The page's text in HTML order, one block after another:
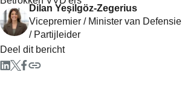
Dilan Yeşilgöz-Zegerius
Vicepremier / Minister van Defensie
/ Partijleider
Deel dit bericht